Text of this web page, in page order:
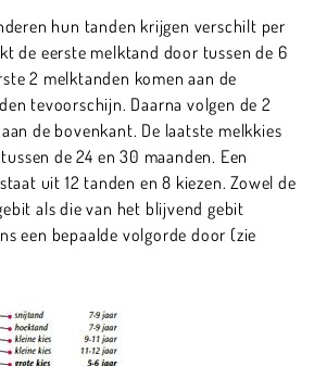
hun tanden krijgen verschilt per
de eerste melktand door tussen de 6
2 melktanden komen aan de
tevoorschijn. Daarna volgen de 2
de bovenkant. De laatste melkkies
de 24 en 30 maanden. Een
uit 12 tanden en 8 kiezen. Zowel de
als die van het blijvend gebit
een bepaalde volgorde door (zie